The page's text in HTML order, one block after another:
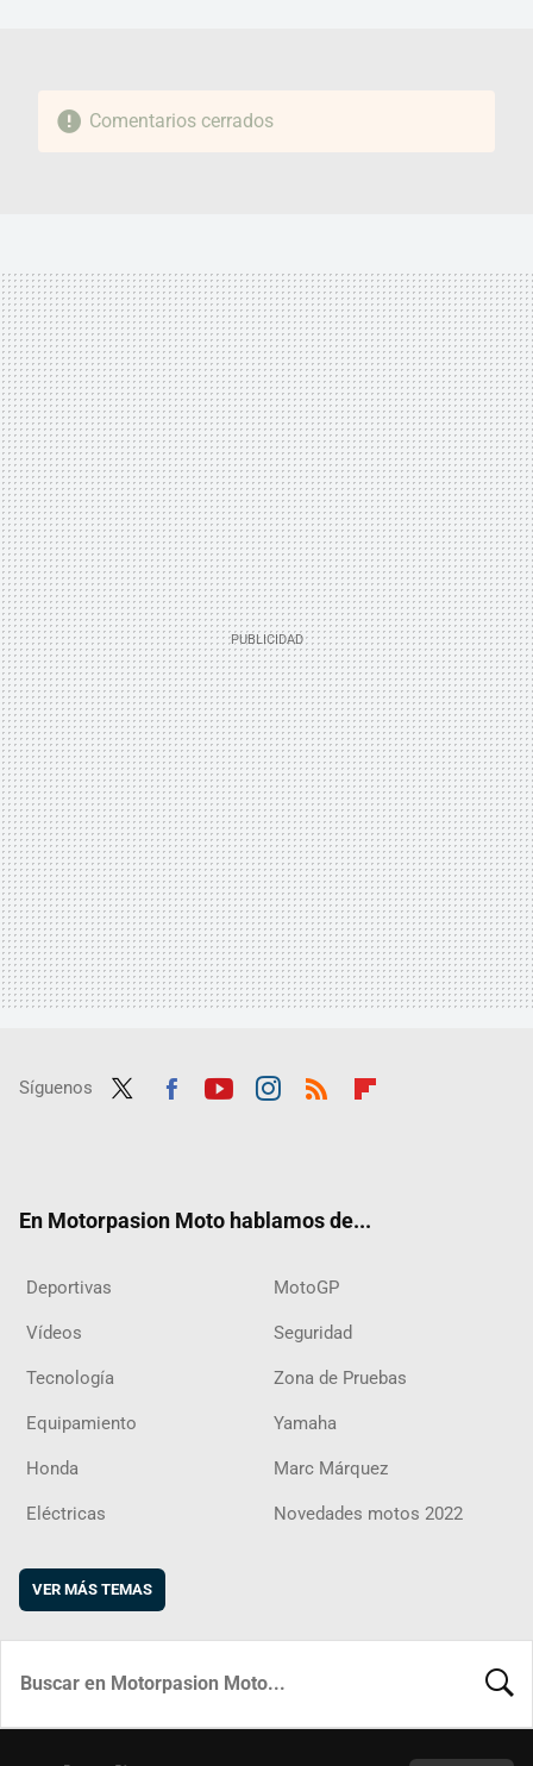
Comentarios cerrados
Síguenos
En Motorpasion Moto hablamos de...
Deportivas MotoGP
Vídeos Seguridad
Tecnología Zona de Pruebas
Equipamiento Yamaha
Honda Marc Márquez
Eléctricas Novedades motos 2022
VER MÁS TEMAS